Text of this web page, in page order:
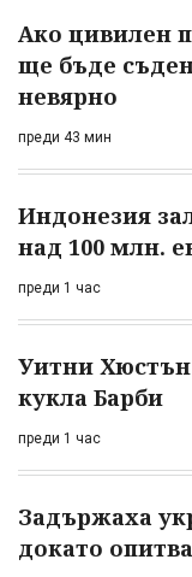
Ако цивилен
ще бъде
невярно
преди 43 мин
Индонезия
над 100 млн.
преди 1 час
Уитни Хюстън
кукла Барби
преди 1 час
Задържаха
докато